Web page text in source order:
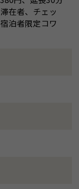
在者、チェッ
泊者限定コワ